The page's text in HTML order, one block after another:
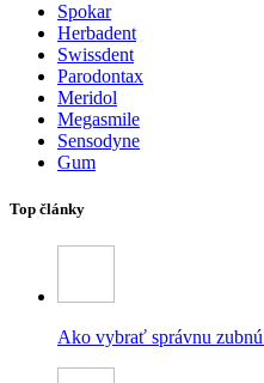
Spokar
Herbadent
Swissdent
Parodontax
Meridol
Megasmile
Sensodyne
Gum
Top články
Ako vybrať správnu